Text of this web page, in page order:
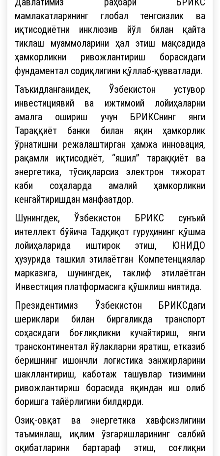
мамлакатларининг глобал тенгсизлик ва
иқтисодиётни инклюзив йўл билан қайта
тиклаш муаммоларини ҳал этиш мақсадида
ҳамкорликни ривожлантириш борасидаги
фундаментал содиқлигини қўллаб-қувватлади.
Таъкидланганидек, Ўзбекистон устувор
инвестициявий ва ижтимоий лойиҳаларни
амалга ошириш учун БРИКСнинг янги
Тараққиёт банки билан яқин ҳамкорлик
ўрнатишни режалаштирган ҳамжа инновация,
рақамли иқтисодиёт, “яшил” тараққиёт ва
энергетика, тўсиқларсиз электрон тижорат
каби соҳаларда амалий ҳамкорликни
кенгайтиришдан манфаатдор.
Шунингдек, Ўзбекистон БРИКС сунъий
интеллект бўйича Тадқиқот гуруҳининг қўшма
лойиҳаларида иштирок этиш, ЮНИДО
ҳузурида ташкил этилаётган Компетенциялар
марказига, шунингдек, таклиф этилаётган
Инвестиция платформасига қўшилиш ниятида.
Президентимиз Ўзбекистон БРИКСдаги
шериклари билан биргаликда транспорт
соҳасидаги боғлиқликни кучайтириш, янги
трансконтинентал йўлакларни яратиш, етказиб
беришнинг ишончли логистика занжирларини
шакллантириш, каботаж ташувлар тизимини
ривожлантириш борасида яқиндан иш олиб
боришга тайёрлигини билдирди.
Озиқ-овқат ва энергетика хавфсизлигини
таъминлаш, иқлим ўзгаришларининг салбий
оқибатларини бартараф этиш, соғлиқни